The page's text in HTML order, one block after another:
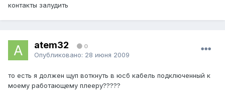
контакты залудить
atem32 0
Опубликовано: 28 июня 2009
то есть я должен щуп воткнуть в юсб кабель подключенный к
моему работающему плееру?????